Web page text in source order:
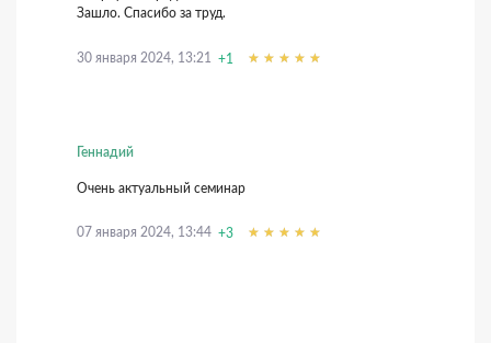
Зашло. Спасибо за труд.
30 января 2024, 13:21 +1
Геннадий
Очень актуальный семинар
07 января 2024, 13:44 +3